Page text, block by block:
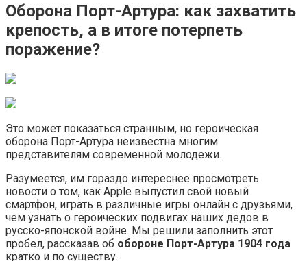
Оборона Порт-Артура: как захватить
крепость, а в итоге потерпеть
поражение?
Это может показаться странным, но героическая
оборона Порт-Артура неизвестна многим
представителям современной молодежи.
Разумеется, им гораздо интереснее просмотреть
новости о том, как Apple выпустил свой новый
смартфон, играть в различные игры онлайн с друзьями,
чем узнать о героических подвигах наших дедов в
русско-японской войне. Мы решили заполнить этот
пробел, рассказав об обороне Порт-Артура 1904 года
кратко и по существу.